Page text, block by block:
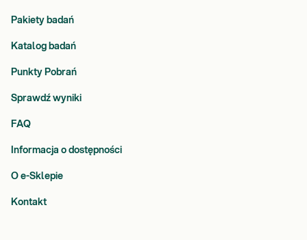
Pakiety badań
Katalog badań
Punkty Pobrań
Sprawdź wyniki
FAQ
Informacja o dostępności
O e-Sklepie
Kontakt